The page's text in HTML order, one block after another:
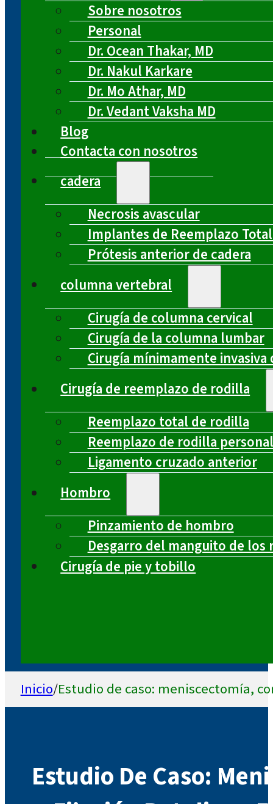
Sobre nosotros
Personal
Dr. Ocean Thakar, MD
Dr. Nakul Karkare
Dr. Mo Athar, MD
Dr. Vedant Vaksha MD
Blog
Contacta con nosotros
cadera
Necrosis avascular
Implantes de Reemplazo
Prótesis anterior de cadera
columna vertebral
Cirugía de columna cervical
Cirugía de la columna lumbar
Cirugía mínimamente
Cirugía de reemplazo de rodilla
Reemplazo total de rodilla
Reemplazo de rodilla
Ligamento cruzado anterior
Hombro
Pinzamiento de hombro
Desgarro del manguito de los
Cirugía de pie y tobillo
Inicio/Estudio de caso: meniscectomía,
Estudio De Caso: